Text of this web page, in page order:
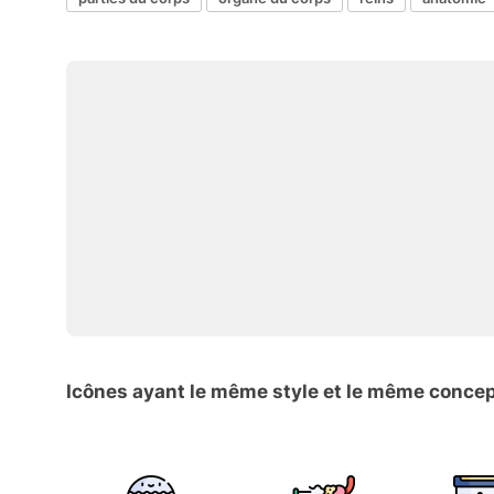
Icônes ayant le même style et le même